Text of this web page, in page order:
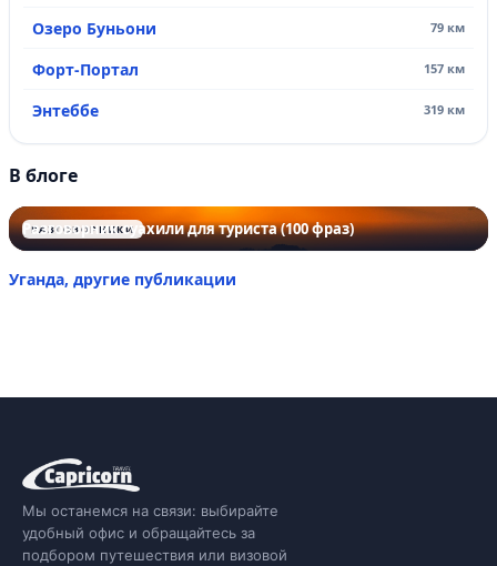
Озеро Буньони 79 км
Форт-Портал 157 км
Энтеббе 319 км
В блоге
РАЗГОВОРНИКИ
Разговорник суахили для туриста (100 фраз)
Уганда, другие публикации
Мы останемся на связи: выбирайте
удобный офис и обращайтесь за
подбором путешествия или визовой